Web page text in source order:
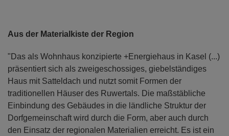
Aus der Materialkiste der Region
"Das als Wohnhaus konzipierte +Energiehaus in Kasel (...)
präsentiert sich als zweigeschossiges, giebelständiges
Haus mit Satteldach und nutzt somit Formen der
traditionellen Häuser des Ruwertals. Die maßstäbliche
Einbindung des Gebäudes in die ländliche Struktur der
Dorfgemeinschaft wird durch die Form, aber auch durch
den Einsatz der regionalen Materialien erreicht. Es ist ein